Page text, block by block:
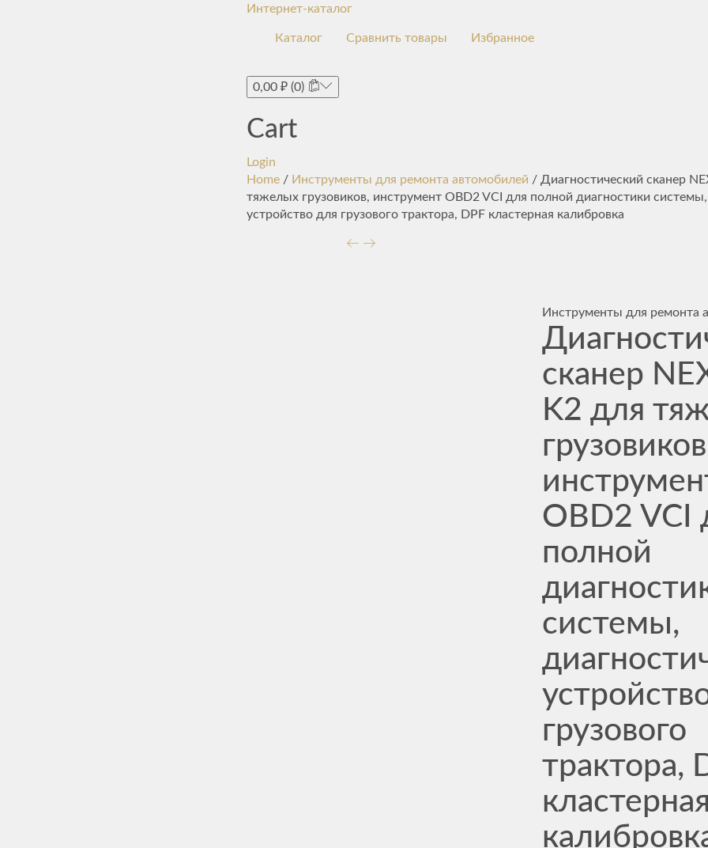
Интернет-каталог
Каталог Сравнить товары Избранное
0,00 ₽ (0)
Cart
Login
Home / Инструменты для ремонта автомобилей / Диагностический сканер
тяжелых грузовиков, инструмент OBD2 VCI для полной диагностики
устройство для грузового трактора, DPF кластерная калибровка
Инструменты для ремонта
сканер
K2 для
OBD2 VCI
полной
системы,
грузового
трактора,
кластерная